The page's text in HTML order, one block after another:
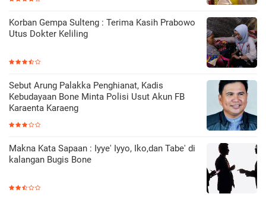
Korban Gempa Sulteng : Terima Kasih Prabowo
Utus Dokter Keliling
Sebut Arung Palakka Penghianat, Kadis
Kebudayaan Bone Minta Polisi Usut Akun FB
Karaenta Karaeng
Makna Kata Sapaan : Iyye' Iyyo, Iko,dan Tabe' di
kalangan Bugis Bone